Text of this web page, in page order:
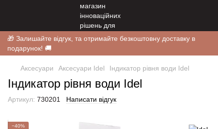
🎁 Залишайте відгук, та отримайте безкоштовну доставку в
подарунок! 🚚
Аксесуари Аксесуари Idel Індикатор рівня води Idel
Індикатор рівня води Idel
Артикул: 730201 Написати відгук
−40%